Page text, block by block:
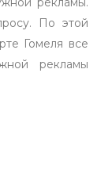
По этой
Гомеля все
рекламы